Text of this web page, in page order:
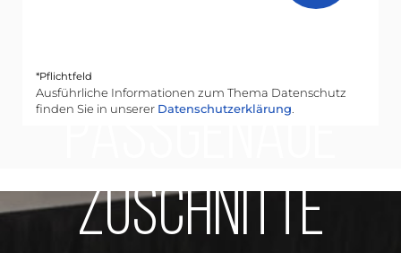
*Pflichtfeld
Ausführliche Informationen zum Thema Datenschutz
finden Sie in unserer Datenschutzerklärung
Passgenaue
Zuschnitte